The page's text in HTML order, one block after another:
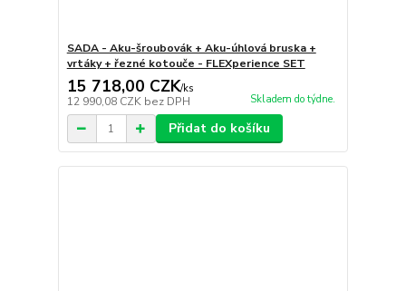
SADA - Aku-šroubovák + Aku-úhlová bruska +
vrtáky + řezné kotouče - FLEXperience SET
15 718,00 CZK/ks
12 990,08 CZK bez DPH Skladem do týdne.
Přidat do košíku